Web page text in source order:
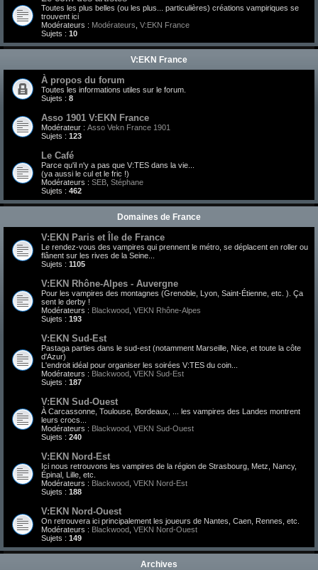
Toutes les plus belles (ou les plus... particulières) créations vampiriques se
trouvent ici
Modérateurs : Modérateurs V:EKN France
Sujets : 10
V:EKN France
À propos du forum
Toutes les informations utiles sur le forum.
Sujets : 8
Asso 1901 V:EKN France
Modérateur : Asso Vekn France 1901
Sujets : 123
Le Café
Parce qu'il n'y a pas que V:TES dans la vie...
(ya aussi le cul et le fric !)
Modérateurs : SEB Stéphane
Sujets : 462
Domaines de France
V:EKN Paris et Île de France
Le rendez-vous des vampires qui prennent le métro, se déplacent en roller ou
flânent sur les rives de la Seine...
Sujets : 1105
V:EKN Rhône-Alpes - Auvergne
Pour les vampires des montagnes (Grenoble, Lyon, Saint-Étienne, etc. ). Ça
sent le derby !
Modérateurs : Blackwood VEKN Rhône-Alpes
Sujets : 193
V:EKN Sud-Est
Pastaga parties dans le sud-est (notamment Marseille, Nice, et toute la côte
d'Azur)
L'endroit idéal pour organiser les soirées V:TES du coin...
Modérateurs : Blackwood VEKN Sud-Est
Sujets : 187
V:EKN Sud-Ouest
À Carcassonne, Toulouse, Bordeaux, ... les vampires des Landes montrent
leurs crocs...
Modérateurs : Blackwood VEKN Sud-Ouest
Sujets : 240
V:EKN Nord-Est
Ici nous retrouvons les vampires de la région de Strasbourg, Metz, Nancy,
Épinal, Lille, etc.
Modérateurs : Blackwood VEKN Nord-Est
Sujets : 188
V:EKN Nord-Ouest
On retrouvera ici principalement les joueurs de Nantes, Caen, Rennes, etc.
Modérateurs : Blackwood VEKN Nord-Ouest
Sujets : 149
Archives